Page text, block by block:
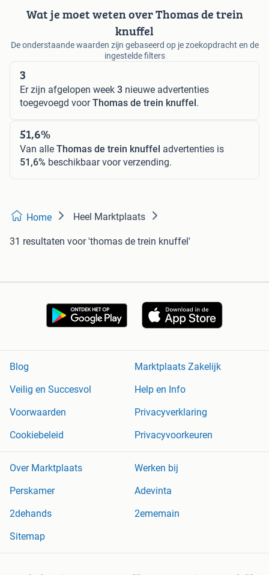
Wat je moet weten over Thomas de trein
knuffel
De onderstaande waarden zijn gebaseerd op je zoekopdracht en de
ingestelde filters
3
Er zijn afgelopen week 3 nieuwe advertenties
toegevoegd voorThomas de trein knuffel.
51,6%
Van alle Thomas de trein knuffel advertenties is
51,6% beschikbaar voor verzending.
Home Heel Marktplaats
31 resultaten voor 'thomas de trein knuffel'
Blog
Marktplaats Zakelijk
Veilig en Succesvol
Help en Info
Voorwaarden
Privacyverklaring
Cookiebeleid
Privacyvoorkeuren
Over Marktplaats
Werken bij
Perskamer
Adevinta
2dehands
2ememain
Sitemap